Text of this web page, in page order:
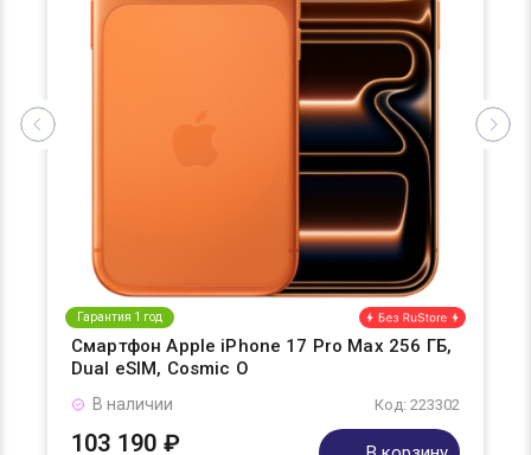
Гарантия 1 год
Смартфон Apple iPhone 17 Pro Max 256 ГБ,
Dual eSIM, Cosmic O
Код: 223302
В наличии
103 190 ₽